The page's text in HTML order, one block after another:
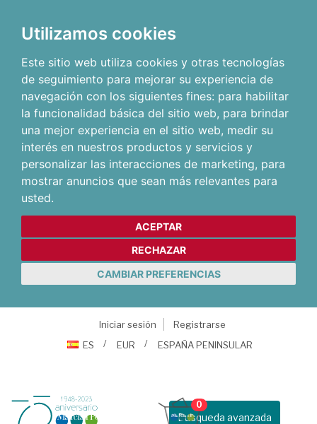
Utilizamos cookies
Este sitio web utiliza cookies y otras tecnologías
de seguimiento para mejorar su experiencia de
navegación con los siguientes fines: para habilitar
la funcionalidad básica del sitio web, para brindar
una mejor experiencia en el sitio web, medir su
interés en nuestros productos y servicios y
personalizar las interacciones de marketing, para
mostrar anuncios que sean más relevantes para
usted.
ACEPTAR
RECHAZAR
CAMBIAR PREFERENCIAS
Iniciar sesión
Registrarse
ES
EUR ESPAÑA PENINSULAR
Busqueda avanzada
0